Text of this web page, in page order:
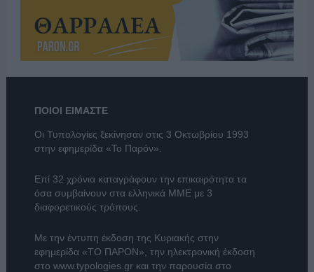
ΠΟΙΟΙ ΕΙΜΑΣΤΕ
Οι Τυπολογίες ξεκίνησαν στις 3 Οκτωβρίου 1993
στην εφημερίδα «Το Παρόν».
Επί 32 χρόνια καταγράφουν την επικαιρότητα τα
όσα συμβαίνουν στα ελληνικά ΜΜΕ με 3
διαφορετικούς τρόπους.
Με την έντυπη έκδοση της Κυριακής στην
εφημερίδα «ΤΟ ΠΑΡΟΝ» , την ηλεκτρονική έκδοση
στο www.typologies.grκαι την παρουσία στο